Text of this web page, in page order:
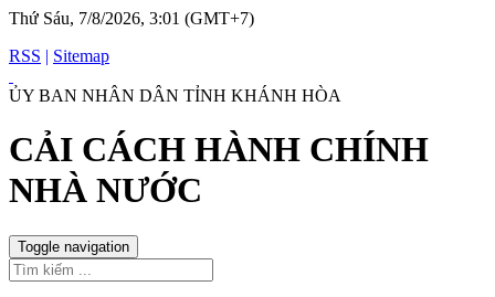
Thứ Sáu, 7/8/2026, 3:01 (GMT+7)
RSS | Sitemap
ỦY BAN NHÂN DÂN TỈNH KHÁNH HÒA
CẢI CÁCH HÀNH CHÍNH
NHÀ NƯỚC
Toggle navigation